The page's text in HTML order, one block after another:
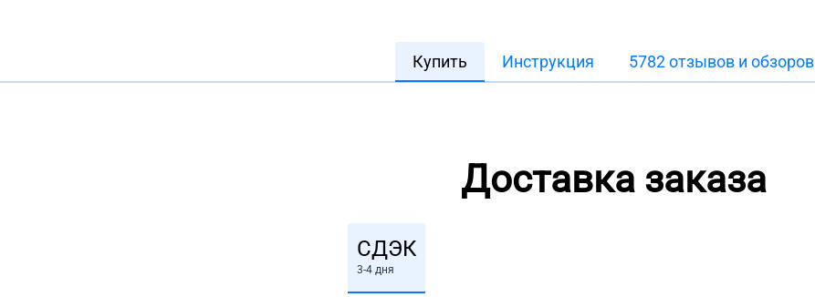
Купить Инструкция 5782 отзывов и обзоров
Доставка заказа
СДЭК
3-4 дня